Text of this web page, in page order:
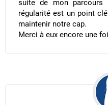
suite de mon
régularité est un point
maintenir notre cap.
Merci à eux encore une